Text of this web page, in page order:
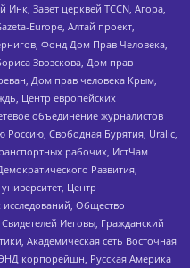
Завет церквей TCCN, Агора,
Europe, Алтай проект,
Фонд Дом Прав Человека,
Звозскова, Дом прав
Дом прав человека Крым,
Центр европейских
объединение журналистов
Россию, Свободная Бурятия, Uralic,
рабочих, ИстЧам
Развития,
Центр
Общество
Иеговы, Гражданский
Академическая сеть Восточная
корпорейшн, Русская Америка